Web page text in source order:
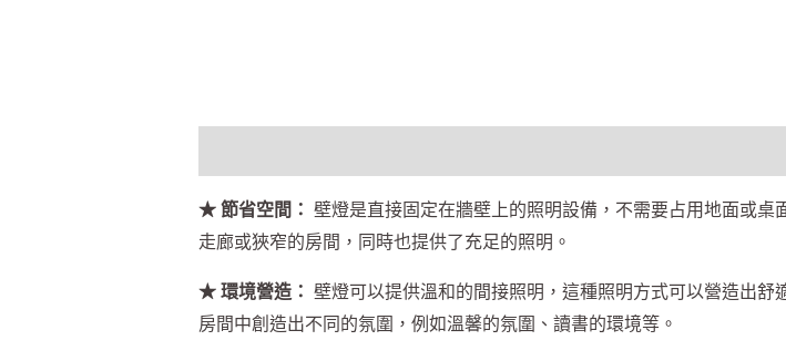
★ 節省空間： 壁燈是直接固定在牆壁上的照明設備，不需要占用地面或
走廊或狹窄的房間，同時也提供了充足的照明。
★ 環境營造： 壁燈可以提供溫和的間接照明，這種照明方式可以營造出
房間中創造出不同的氛圍，例如溫馨的氛圍、讀書的環境等。